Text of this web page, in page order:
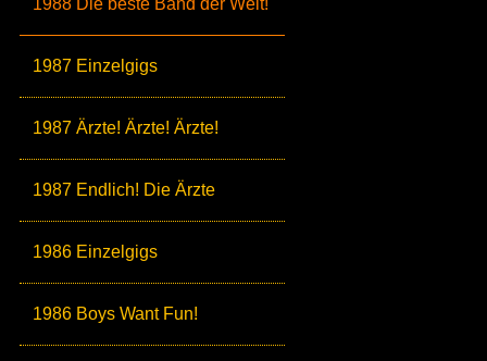
1988 Die beste Band der Welt!
1987 Einzelgigs
1987 Ärzte! Ärzte! Ärzte!
1987 Endlich! Die Ärzte
1986 Einzelgigs
1986 Boys Want Fun!